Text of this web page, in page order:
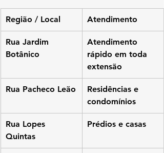
Região / Local Atendimento
Rua Jardim
Botânico
Atendimento
rápido em toda
extensão
Rua Pacheco Leão
Residências e
condomínios
Rua Lopes
Quintas
Prédios e casas